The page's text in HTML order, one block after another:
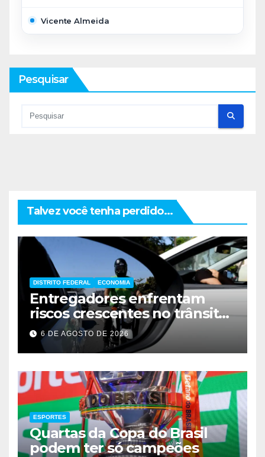
Vicente Almeida
Pesquisar
Talvez você tenha perdido...
DISTRITO FEDERAL ECONOMIA
Entregadores enfrentam
riscos crescentes no trânsito
de Brasília
6 DE AGOSTO DE 2026
ESPORTES
Quartas da Copa do Brasil
podem ter só campeões